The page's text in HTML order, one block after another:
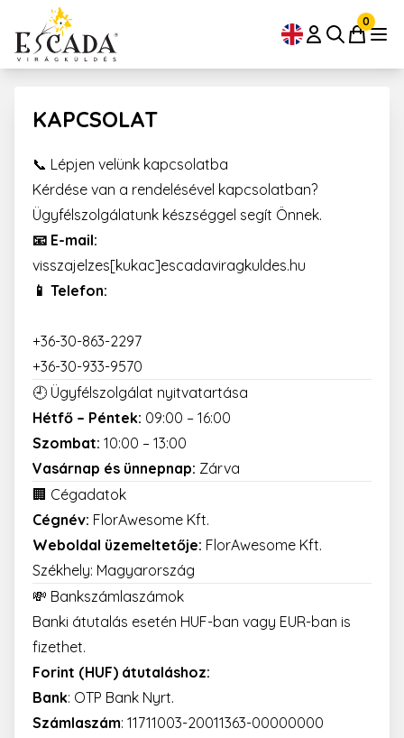
0
KAPCSOLAT
📞 Lépjen velünk kapcsolatba
Kérdése van a rendelésével kapcsolatban?
Ügyfélszolgálatunk készséggel segít Önnek.
📧 E-mail:
visszajelzes[kukac]escadaviragkuldes.hu
📱 Telefon:
+36-30-863-2297
+36-30-933-9570
🕘 Ügyfélszolgálat nyitvatartása
Hétfő – Péntek: 09:00 – 16:00
Szombat: 10:00 – 13:00
Vasárnap és ünnepnap: Zárva
🏢 Cégadatok
Cégnév: FlorAwesome Kft.
Weboldal üzemeltetője: FlorAwesome Kft.
Székhely: Magyarország
💸 Bankszámlaszámok
Banki átutalás esetén HUF-ban vagy EUR-ban is
fizethet.
Forint (HUF) átutaláshoz:
Bank: OTP Bank Nyrt.
Számlaszám: 11711003-20011363-00000000